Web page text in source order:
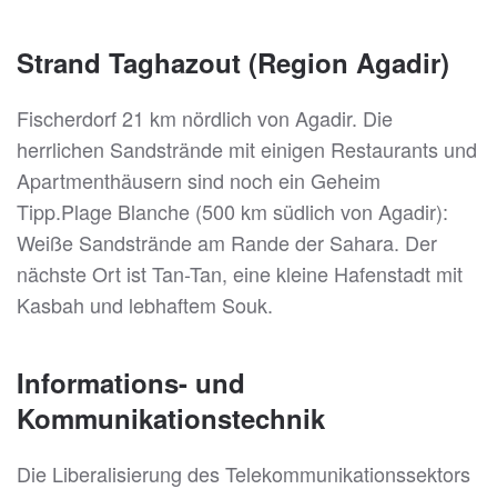
Strand Taghazout (Region Agadir)
Fischerdorf 21 km nördlich von Agadir. Die
herrlichen Sandstrände mit einigen Restaurants und
Apartmenthäusern sind noch ein Geheim
Tipp.Plage Blanche (500 km südlich von Agadir):
Weiße Sandstrände am Rande der Sahara. Der
nächste Ort ist Tan-Tan, eine kleine Hafenstadt mit
Kasbah und lebhaftem Souk.
Informations- und
Kommunikationstechnik
Die Liberalisierung des Telekommunikationssektors